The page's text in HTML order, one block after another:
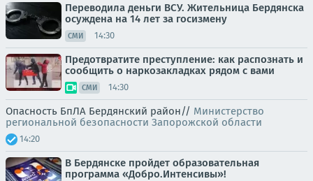
Переводила деньги ВСУ. Жительница Бердянска
осуждена на 14 лет за госизмену
СМИ 14:30
Предотвратите преступление: как распознать и
сообщить о наркозакладках рядом с вами
СМИ 14:30
Опасность БпЛА Бердянский район// Министерство
региональной безопасности Запорожской области
14:20
В Бердянске пройдет образовательная
программа «Добро.Интенсивы»!